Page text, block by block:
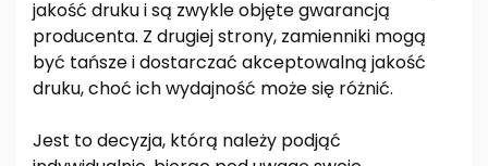
jakość druku i są zwykle objęte gwarancją
producenta. Z drugiej strony, zamienniki mogą
być tańsze i dostarczać akceptowalną jakość
druku, choć ich wydajność może się różnić.
Jest to decyzja, którą należy podjąć